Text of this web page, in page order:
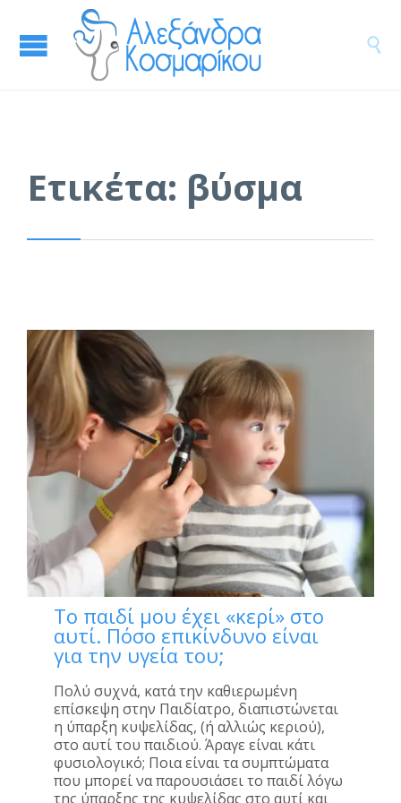

Ετικέτα: βύσμα
Το παιδί μου έχει «κερί» στο
αυτί. Πόσο επικίνδυνο είναι
για την υγεία του;
Πολύ συχνά, κατά την καθιερωμένη
επίσκεψη στην Παιδίατρο, διαπιστώνεται
η ύπαρξη κυψελίδας, (ή αλλιώς κεριού),
στο αυτί του παιδιού. Άραγε είναι κάτι
φυσιολογικό; Ποια είναι τα συμπτώματα
που μπορεί να παρουσιάσει το παιδί λόγω
της ύπαρξης της κυψελίδας στο αυτί και